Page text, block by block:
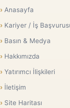
Anasayfa
Kariyer / İş
Basın & Medya
Hakkımızda
Yatırımcı İlişkileri
İletişim
Site Haritası